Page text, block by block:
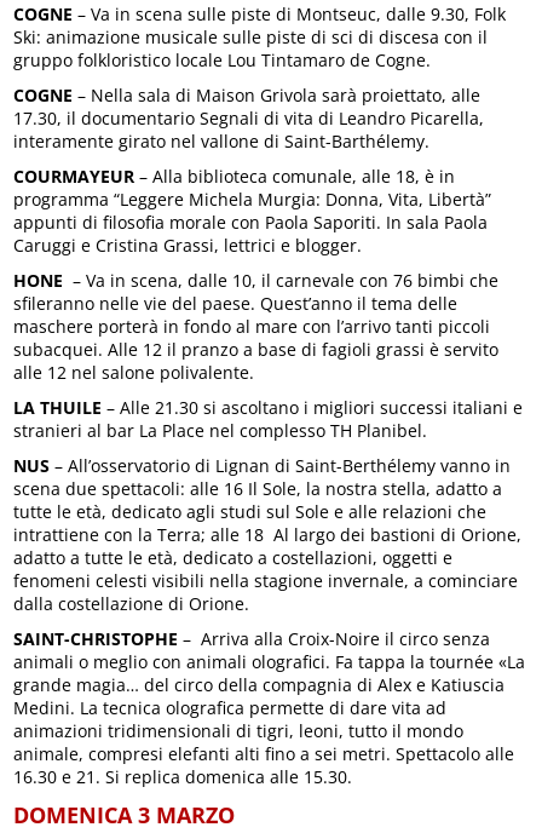
COGNE – Va in scena sulle piste di Montseuc, dalle 9.30, Folk
Ski: animazione musicale sulle piste di sci di discesa con il
gruppo folkloristico locale Lou Tintamaro de Cogne.
COGNE – Nella sala di Maison Grivola sarà proiettato, alle
17.30, il documentario Segnali di vita di Leandro Picarella,
interamente girato nel vallone di Saint-Barthélemy.
COURMAYEUR – Alla biblioteca comunale, alle 18, è in
programma “Leggere Michela Murgia: Donna, Vita, Libertà”
appunti di filosofia morale con Paola Saporiti. In sala Paola
Caruggi e Cristina Grassi, lettrici e blogger.
HONE – Va in scena, dalle 10, il carnevale con 76 bimbi che
sfileranno nelle vie del paese. Quest’anno il tema delle
maschere porterà in fondo al mare con l’arrivo tanti piccoli
subacquei. Alle 12 il pranzo a base di fagioli grassi è servito
alle 12 nel salone polivalente.
LA THUILE – Alle 21.30 si ascoltano i migliori successi italiani e
stranieri al bar La Place nel complesso TH Planibel.
NUS – All’osservatorio di Lignan di Saint-Berthélemy vanno in
scena due spettacoli: alle 16 Il Sole, la nostra stella, adatto a
tutte le età, dedicato agli studi sul Sole e alle relazioni che
intrattiene con la Terra; alle 18 Al largo dei bastioni di Orione,
adatto a tutte le età, dedicato a costellazioni, oggetti e
fenomeni celesti visibili nella stagione invernale, a cominciare
dalla costellazione di Orione.
SAINT-CHRISTOPHE – Arriva alla Croix-Noire il circo senza
animali o meglio con animali olografici. Fa tappa la tournée «La
grande magia… del circo della compagnia di Alex e Katiuscia
Medini. La tecnica olografica permette di dare vita ad
animazioni tridimensionali di tigri, leoni, tutto il mondo
animale, compresi elefanti alti fino a sei metri. Spettacolo alle
16.30 e 21. Si replica domenica alle 15.30.
DOMENICA 3 MARZO